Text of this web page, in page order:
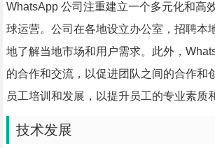
WhatsApp 公司注重建立一个多元化和高
球运营。公司在各地设立办公室，招聘本
地了解当地市场和用户需求。此外，
的合作和交流，以促进团队之间的合作和
员工培训和发展，以提升员工的专业素质
技术发展